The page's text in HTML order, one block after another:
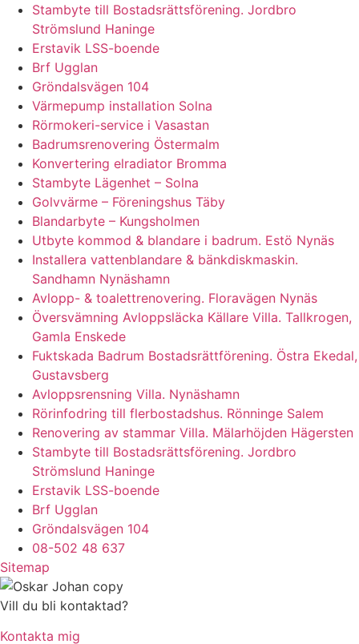
Stambyte till Bostadsrättsförening. Jordbro
Strömslund Haninge
Erstavik LSS-boende
Brf Ugglan
Gröndalsvägen 104
Värmepump installation Solna
Rörmokeri-service i Vasastan
Badrumsrenovering Östermalm
Konvertering elradiator Bromma
Stambyte Lägenhet – Solna
Golvvärme – Föreningshus Täby
Blandarbyte – Kungsholmen
Utbyte kommod & blandare i badrum. Estö Nynäs
Installera vattenblandare & bänkdiskmaskin.
Sandhamn Nynäshamn
Avlopp- & toalettrenovering. Floravägen Nynäs
Översvämning Avloppsläcka Källare Villa. Tallkrogen,
Gamla Enskede
Fuktskada Badrum Bostadsrättförening. Östra Ekedal,
Gustavsberg
Avloppsrensning Villa. Nynäshamn
Rörinfodring till flerbostadshus. Rönninge Salem
Renovering av stammar Villa. Mälarhöjden Hägersten
Stambyte till Bostadsrättsförening. Jordbro
Strömslund Haninge
Erstavik LSS-boende
Brf Ugglan
Gröndalsvägen 104
08-502 48 637
Sitemap
Vill du bli kontaktad?
Kontakta mig